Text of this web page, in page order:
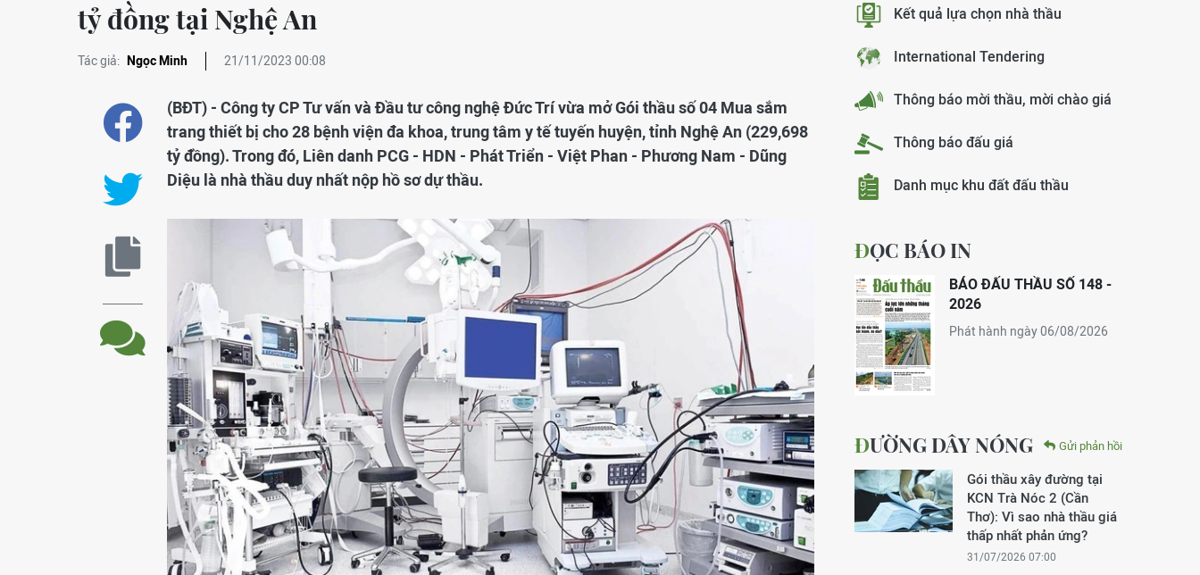
tỷ đồng tại Nghệ An
Tác giả: Ngọc Minh 21/11/2023 00:08
(BĐT) - Công ty CP Tư vấn và Đầu tư công nghệ Đức Trí vừa mở Gói thầu số 04 Mua sắm
trang thiết bị cho 28 bệnh viện đa khoa, trung tâm y tế tuyến huyện, tỉnh Nghệ An (229,698
tỷ đồng). Trong đó, Liên danh PCG - HDN - Phát Triển - Việt Phan - Phương Nam - Dũng
Diệu là nhà thầu duy nhất nộp hồ sơ dự thầu.
Kết quả lựa chọn nhà thầu
International Tendering
Thông báo mời thầu, mời chào giá
Thông báo đấu giá
Danh mục khu đất đấu thầu
ĐỌC BÁO IN
BÁO ĐẤU THẦU SỐ 148 -
2026
Phát hành ngày 06/08/2026
ĐƯỜNG DÂY NÓNG Gửi phản hồi
Gói thầu xây đường tại
KCN Trà Nóc 2 (Cần
Thơ): Vì sao nhà thầu giá
thấp nhất phản ứng?
31/07/2026 07:00